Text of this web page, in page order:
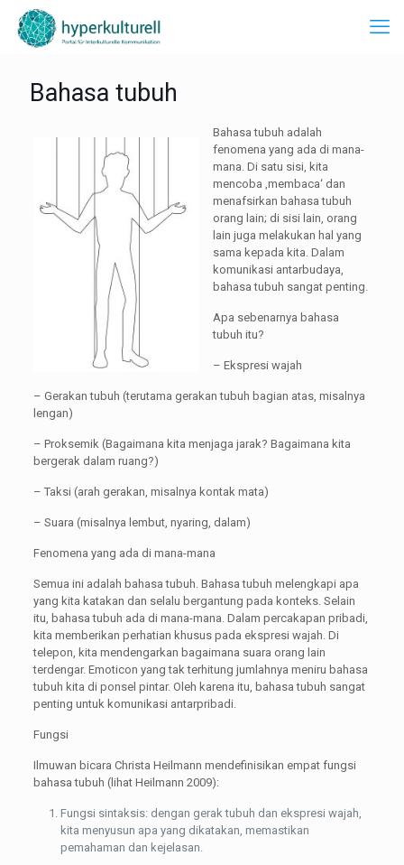
Bahasa tubuh
Bahasa tubuh adalah
fenomena yang ada di mana-
mana. Di satu sisi, kita
mencoba ‚membaca‘ dan
menafsirkan bahasa tubuh
orang lain; di sisi lain, orang
lain juga melakukan hal yang
sama kepada kita. Dalam
komunikasi antarbudaya,
bahasa tubuh sangat penting.
Apa sebenarnya bahasa
tubuh itu?
– Ekspresi wajah
– Gerakan tubuh (terutama gerakan tubuh bagian atas, misalnya
lengan)
– Proksemik (Bagaimana kita menjaga jarak? Bagaimana kita
bergerak dalam ruang?)
– Taksi (arah gerakan, misalnya kontak mata)
– Suara (misalnya lembut, nyaring, dalam)
Fenomena yang ada di mana-mana
Semua ini adalah bahasa tubuh. Bahasa tubuh melengkapi apa
yang kita katakan dan selalu bergantung pada konteks. Selain
itu, bahasa tubuh ada di mana-mana. Dalam percakapan pribadi,
kita memberikan perhatian khusus pada ekspresi wajah. Di
telepon, kita mendengarkan bagaimana suara orang lain
terdengar. Emoticon yang tak terhitung jumlahnya meniru bahasa
tubuh kita di ponsel pintar. Oleh karena itu, bahasa tubuh sangat
penting untuk komunikasi antarpribadi.
Fungsi
Ilmuwan bicara Christa Heilmann mendefinisikan empat fungsi
bahasa tubuh (lihat Heilmann 2009):
Fungsi sintaksis: dengan gerak tubuh dan ekspresi wajah,
kita menyusun apa yang dikatakan, memastikan
pemahaman dan kejelasan.